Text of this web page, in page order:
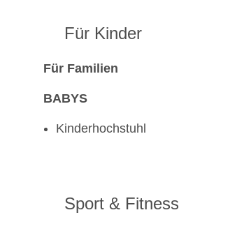
Für Kinder
Für Familien
BABYS
Kinderhochstuhl
Sport & Fitness